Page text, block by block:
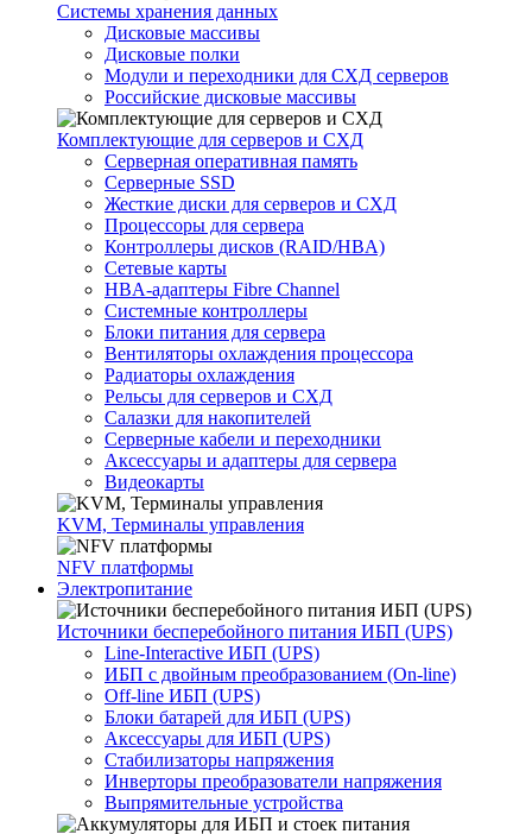
Системы хранения данных
Дисковые массивы
Дисковые полки
Модули и переходники для СХД серверов
Российские дисковые массивы
Комплектующие для серверов и СХД
Серверная оперативная память
Серверные SSD
Жесткие диски для серверов и СХД
Процессоры для сервера
Контроллеры дисков (RAID/HBA)
Сетевые карты
HBA-адаптеры Fibre Channel
Системные контроллеры
Блоки питания для сервера
Вентиляторы охлаждения процессора
Радиаторы охлаждения
Рельсы для серверов и СХД
Салазки для накопителей
Серверные кабели и переходники
Аксессуары и адаптеры для сервера
Видеокарты
KVM, Терминалы управления
NFV платформы
Электропитание
Источники бесперебойного питания ИБП (UPS)
Line-Interactive ИБП (UPS)
ИБП с двойным преобразованием (On-line)
Off-line ИБП (UPS)
Блоки батарей для ИБП (UPS)
Аксессуары для ИБП (UPS)
Стабилизаторы напряжения
Инверторы преобразователи напряжения
Выпрямительные устройства